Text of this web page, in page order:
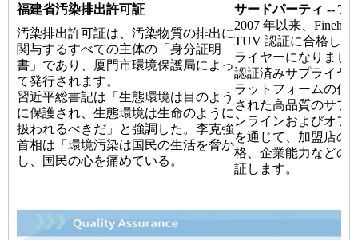
福建省汚染排出許可証
サードパーティ --
汚染排出許可証は、汚染物質の排出に
関与するすべての主体の「身分証明
書」であり、厦門市環境保護局によっ
て発行されます。
習近平総書記は「生態環境は目のよう
に保護され、生態環境は生命のように
扱われるべきだ」と強調した。李克強
首相は「環境汚染は国民の生活を脅か
し、国民の心を痛めている。
2007 年以来、
TUV 認証に合格し、
ライヤーになりまし
認証済みサプライヤ
ラットフォームの信
された高品質のサプ
ンラインおよびオフ
を通じて、加盟店の
格、企業能力などの
証します。